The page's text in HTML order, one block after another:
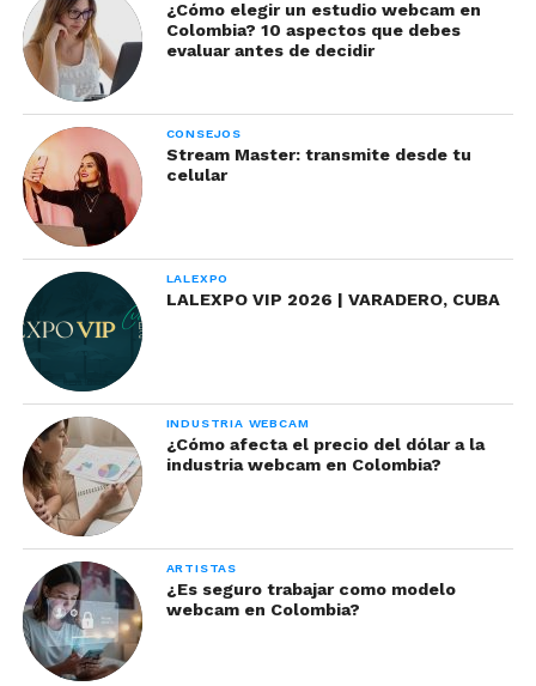
seductor. Si tienes este color de ojos puedes
destacarlos usando tonos rosados, negro, grises o
plateados. Al igual que los ojos color azul debes
evitar el uso del tono verde en tu mirada.
Prueba tu maquillaje con la App
de VR para cosméticos
compañías como Apple tienen tanto empeño en
apostar en pro de actualizar al mundo con
herramientas como estas.
¿Cómo elegir un estudio webcam en
Colombia? 10 aspectos que debes
evaluar antes de decidir
CONSEJOS
Stream Master: transmite desde tu
celular
LALEXPO
LALEXPO VIP 2026 | VARADERO, CUBA
INDUSTRIA WEBCAM
¿Cómo afecta el precio del dólar a la
industria webcam en Colombia?
ARTISTAS
¿Es seguro trabajar como modelo
webcam en Colombia?